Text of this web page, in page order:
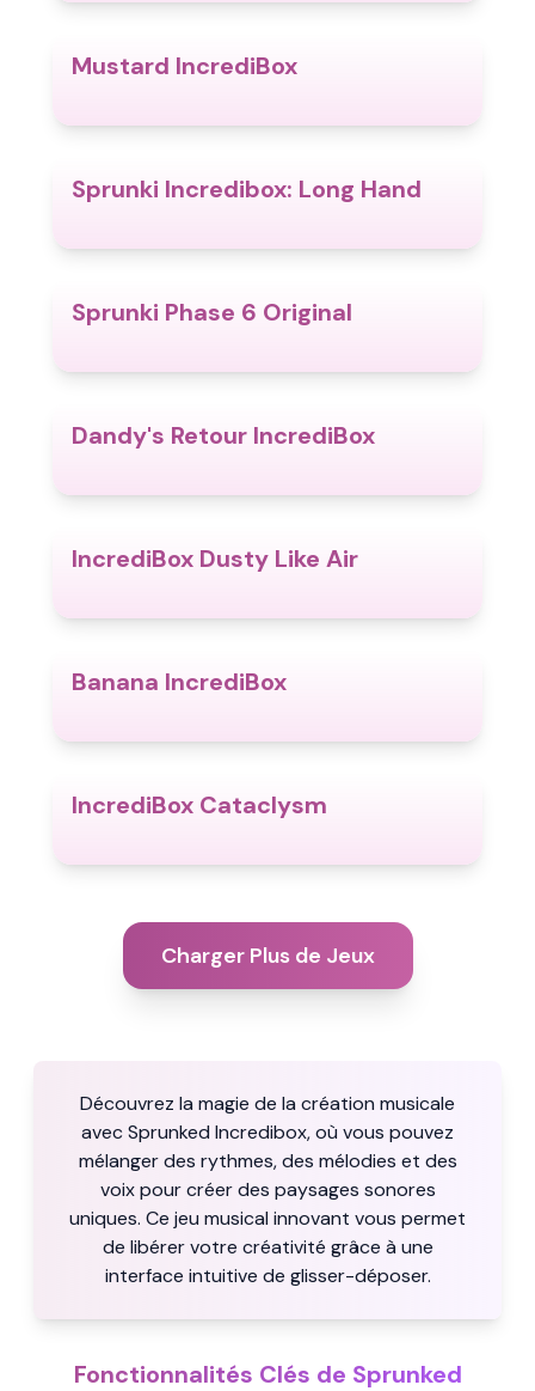
Mustard IncrediBox
Sprunki Incredibox: Long Hand
Sprunki Phase 6 Original
Dandy's Retour IncrediBox
IncrediBox Dusty Like Air
Banana IncrediBox
IncrediBox Cataclysm
Charger Plus de Jeux
Découvrez la magie de la création musicale
avec Sprunked Incredibox, où vous pouvez
mélanger des rythmes, des mélodies et des
voix pour créer des paysages sonores
uniques. Ce jeu musical innovant vous permet
de libérer votre créativité grâce à une
interface intuitive de glisser-déposer.
Fonctionnalités Clés de Sprunked